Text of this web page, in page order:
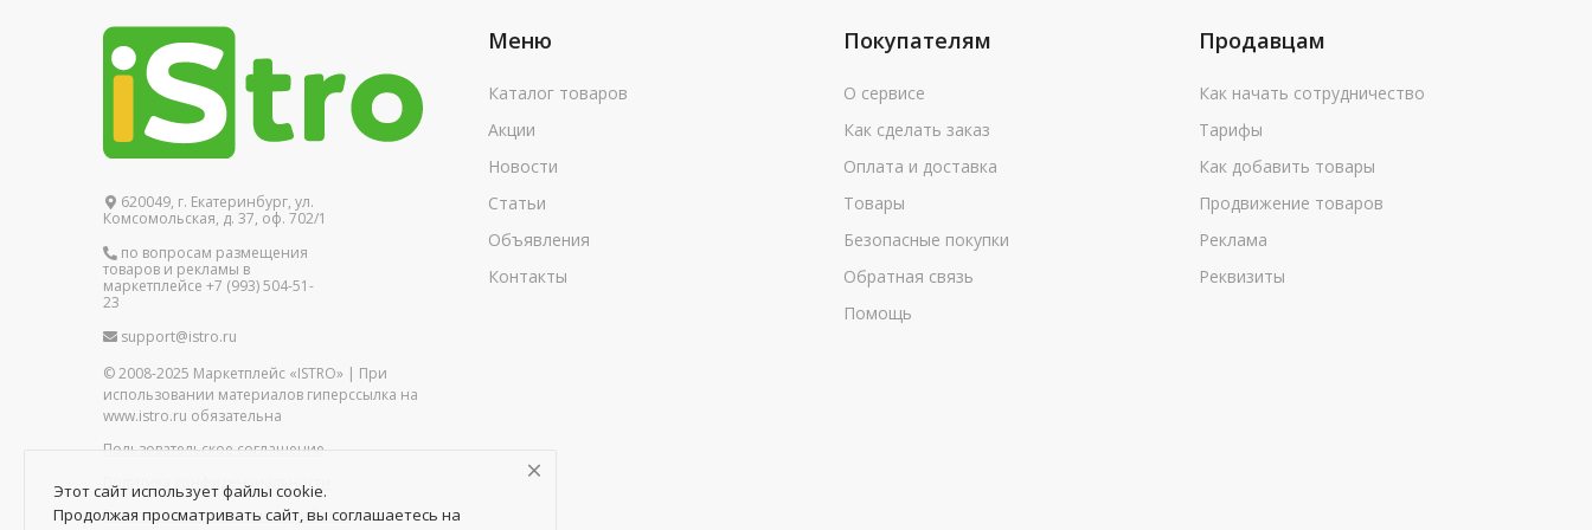
620049, г. Екатеринбург, ул.
Комсомольская, д. 37, оф. 702/1
по вопросам размещения
товаров и рекламы в
маркетплейсе +7 (993) 504-51-
23
support@istro.ru
© 2008-2025 Маркетплейс «ISTRO» | При
использовании материалов гиперссылка на
www.istro.ru обязательна
Пользовательское соглашение
Политика конфиденциальности
Политика в отношении обработки
Меню
Каталог товаров
Акции
Новости
Статьи
Объявления
Контакты
Покупателям
О сервисе
Как сделать заказ
Оплата и доставка
Товары
Безопасные покупки
Обратная связь
Помощь
Продавцам
Как начать сотрудничество
Тарифы
Как добавить товары
Продвижение товаров
Реклама
Реквизиты
Этот сайт использует файлы cookie.
Продолжая просматривать сайт, вы соглашаетесь на